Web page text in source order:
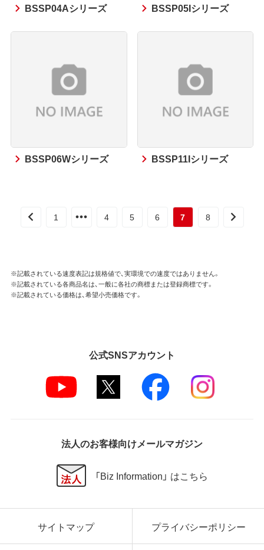
BSSP04Aシリーズ BSSP05Iシリーズ
BSSP06Wシリーズ BSSP11Iシリーズ
1 4 5 6 7 8
※記載されている速度表記は規格値で、実環境での速度ではありません。
※記載されている各商品名は、一般に各社の商標または登録商標です。
※記載されている価格は、希望小売価格です。
公式SNSアカウント
法人のお客様向けメールマガジン
「Biz Information」 はこちら
サイトマップ プライバシーポリシー